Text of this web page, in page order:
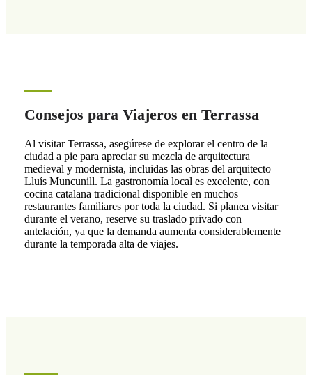
Consejos para Viajeros en Terrassa
Al visitar Terrassa, asegúrese de explorar el centro de la
ciudad a pie para apreciar su mezcla de arquitectura
medieval y modernista, incluidas las obras del arquitecto
Lluís Muncunill. La gastronomía local es excelente, con
cocina catalana tradicional disponible en muchos
restaurantes familiares por toda la ciudad. Si planea visitar
durante el verano, reserve su traslado privado con
antelación, ya que la demanda aumenta considerablemente
durante la temporada alta de viajes.